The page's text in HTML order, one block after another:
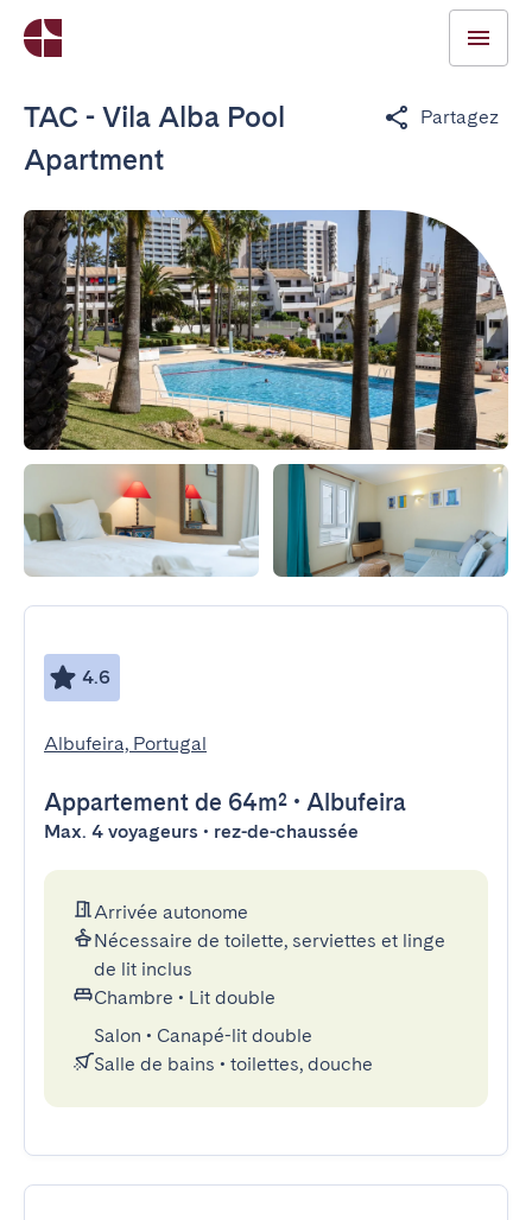
TAC - Vila Alba Pool
Apartment
Partagez
4.6
Albufeira, Portugal
Appartement de 64m² • Albufeira
Max. 4 voyageurs • rez-de-chaussée
Arrivée autonome
Nécessaire de toilette, serviettes et linge
de lit inclus
Chambre • Lit double
Salon • Canapé-lit double
Salle de bains • toilettes, douche